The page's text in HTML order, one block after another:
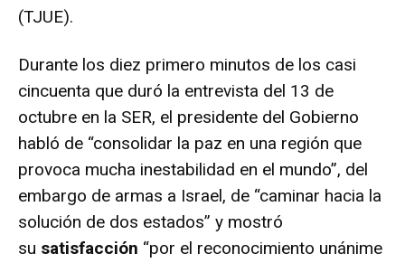
(TJUE).
Durante los diez primero minutos de los casi
cincuenta que duró la entrevista del 13 de
octubre en la SER, el presidente del Gobierno
habló de “consolidar la paz en una región que
provoca mucha inestabilidad en el mundo”, del
embargo de armas a Israel, de “caminar hacia la
solución de dos estados” y mostró
su satisfacción “por el reconocimiento unánime